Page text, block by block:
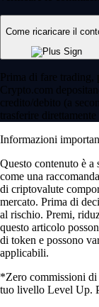
Come ricaricare il
Prima di fare
Crypto.com
credito/debito (a
trasferire
Informazioni
Questo contenuto è a
come una
di criptovalute
mercato. Prima di
al rischio. Premi,
questo articolo
di token e possono
applicabili.
*Zero commissioni
tuo livello Level Up.